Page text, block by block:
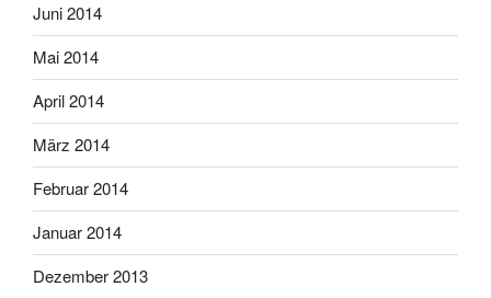
Juni 2014
Mai 2014
April 2014
März 2014
Februar 2014
Januar 2014
Dezember 2013